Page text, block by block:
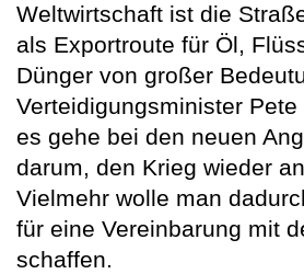
Weltwirtschaft ist die
als Exportroute für Öl,
Dünger von großer
Verteidigungsminister
es gehe bei den neuen
darum, den Krieg wieder
Vielmehr wolle man
für eine Vereinbarung mit
schaffen.